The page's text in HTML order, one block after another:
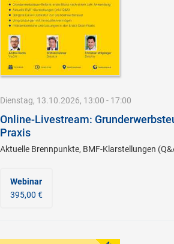
Dienstag, 13.10.2026, 13:00 - 17:00
Online-Livestream:
Praxis
Aktuelle Brennpunkte, BMF-Klarstellungen
Webinar
395,00 €